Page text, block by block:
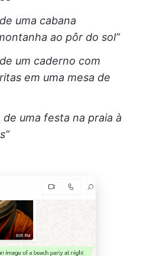
uma cabana
ao pôr do sol”
um caderno com
em uma mesa de
de uma festa na praia à